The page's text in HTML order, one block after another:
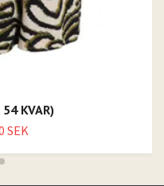
KVAR)
SEK